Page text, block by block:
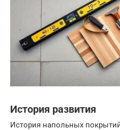
История развития
История напольных